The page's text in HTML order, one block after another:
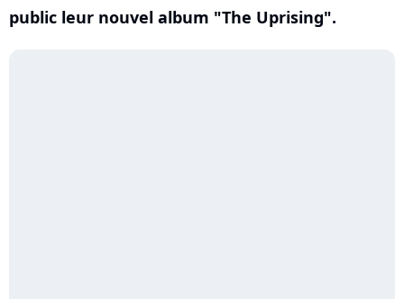
public leur nouvel album "The Uprising".